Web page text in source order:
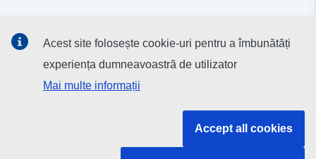
Descoperiți canalele UEpe rețelele sociale
Instituțiile și organismele UE
Acest site folosește cookie-uri pentru a îmbunătăți
experiența dumneavoastră de utilizator
Mai multe informații
Accept all cookies